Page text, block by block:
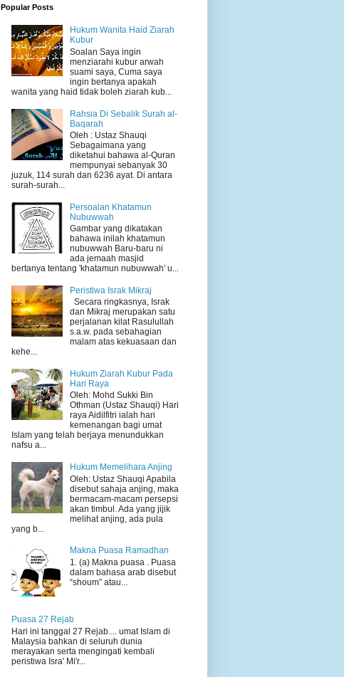
Popular Posts
Hukum Wanita Haid Ziarah
Kubur
Soalan Saya ingin
menziarahi kubur arwah
suami saya, Cuma saya
ingin bertanya apakah
wanita yang haid tidak boleh ziarah kub...
Rahsia Di Sebalik Surah al-
Baqarah
Oleh : Ustaz Shauqi
Sebagaimana yang
diketahui bahawa al-Quran
mempunyai sebanyak 30
juzuk, 114 surah dan 6236 ayat. Di antara
surah-surah...
Persoalan Khatamun
Nubuwwah
Gambar yang dikatakan
bahawa inilah khatamun
nubuwwah Baru-baru ni
ada jemaah masjid
bertanya tentang 'khatamun nubuwwah' u...
Peristiwa Israk Mikraj
Secara ringkasnya, Israk
dan Mikraj merupakan satu
perjalanan kilat Rasulullah
s.a.w. pada sebahagian
malam atas kekuasaan dan
kehe...
Hukum Ziarah Kubur Pada
Hari Raya
Oleh: Mohd Sukki Bin
Othman (Ustaz Shauqi) Hari
raya Aidilfitri ialah hari
kemenangan bagi umat
Islam yang telah berjaya menundukkan
nafsu a...
Hukum Memelihara Anjing
Oleh: Ustaz Shauqi Apabila
disebut sahaja anjing, maka
bermacam-macam persepsi
akan timbul. Ada yang jijik
melihat anjing, ada pula
yang b...
Makna Puasa Ramadhan
1. (a) Makna puasa . Puasa
dalam bahasa arab disebut
“shoum” atau...
Puasa 27 Rejab
Hari ini tanggal 27 Rejab.... umat Islam di
Malaysia bahkan di seluruh dunia
merayakan serta mengingati kembali
peristiwa Isra' Mi'r...